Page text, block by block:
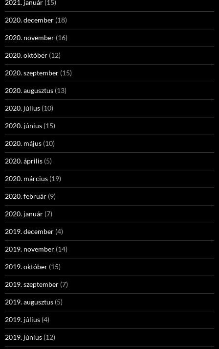
2021. január (15)
2020. december (18)
2020. november (16)
2020. október (12)
2020. szeptember (15)
2020. augusztus (13)
2020. július (10)
2020. június (15)
2020. május (10)
2020. április (5)
2020. március (19)
2020. február (9)
2020. január (7)
2019. december (4)
2019. november (14)
2019. október (15)
2019. szeptember (7)
2019. augusztus (5)
2019. július (4)
2019. június (12)